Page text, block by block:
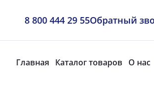
8 800 444 29 55Обратный
Главная Каталог товаров О нас